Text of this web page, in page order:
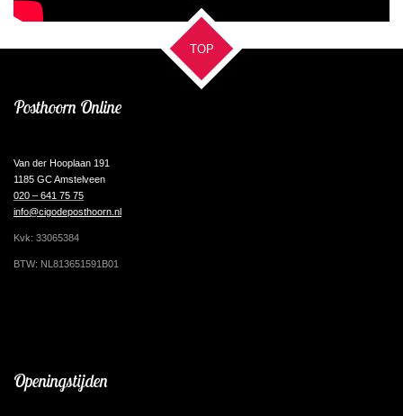
TOP
Posthoorn Online
Van der Hooplaan 191
1185 GC Amstelveen
020 – 641 75 75
info@cigodeposthoorn.nl
Kvk: 33065384
BTW: NL813651591B01
Openingstijden